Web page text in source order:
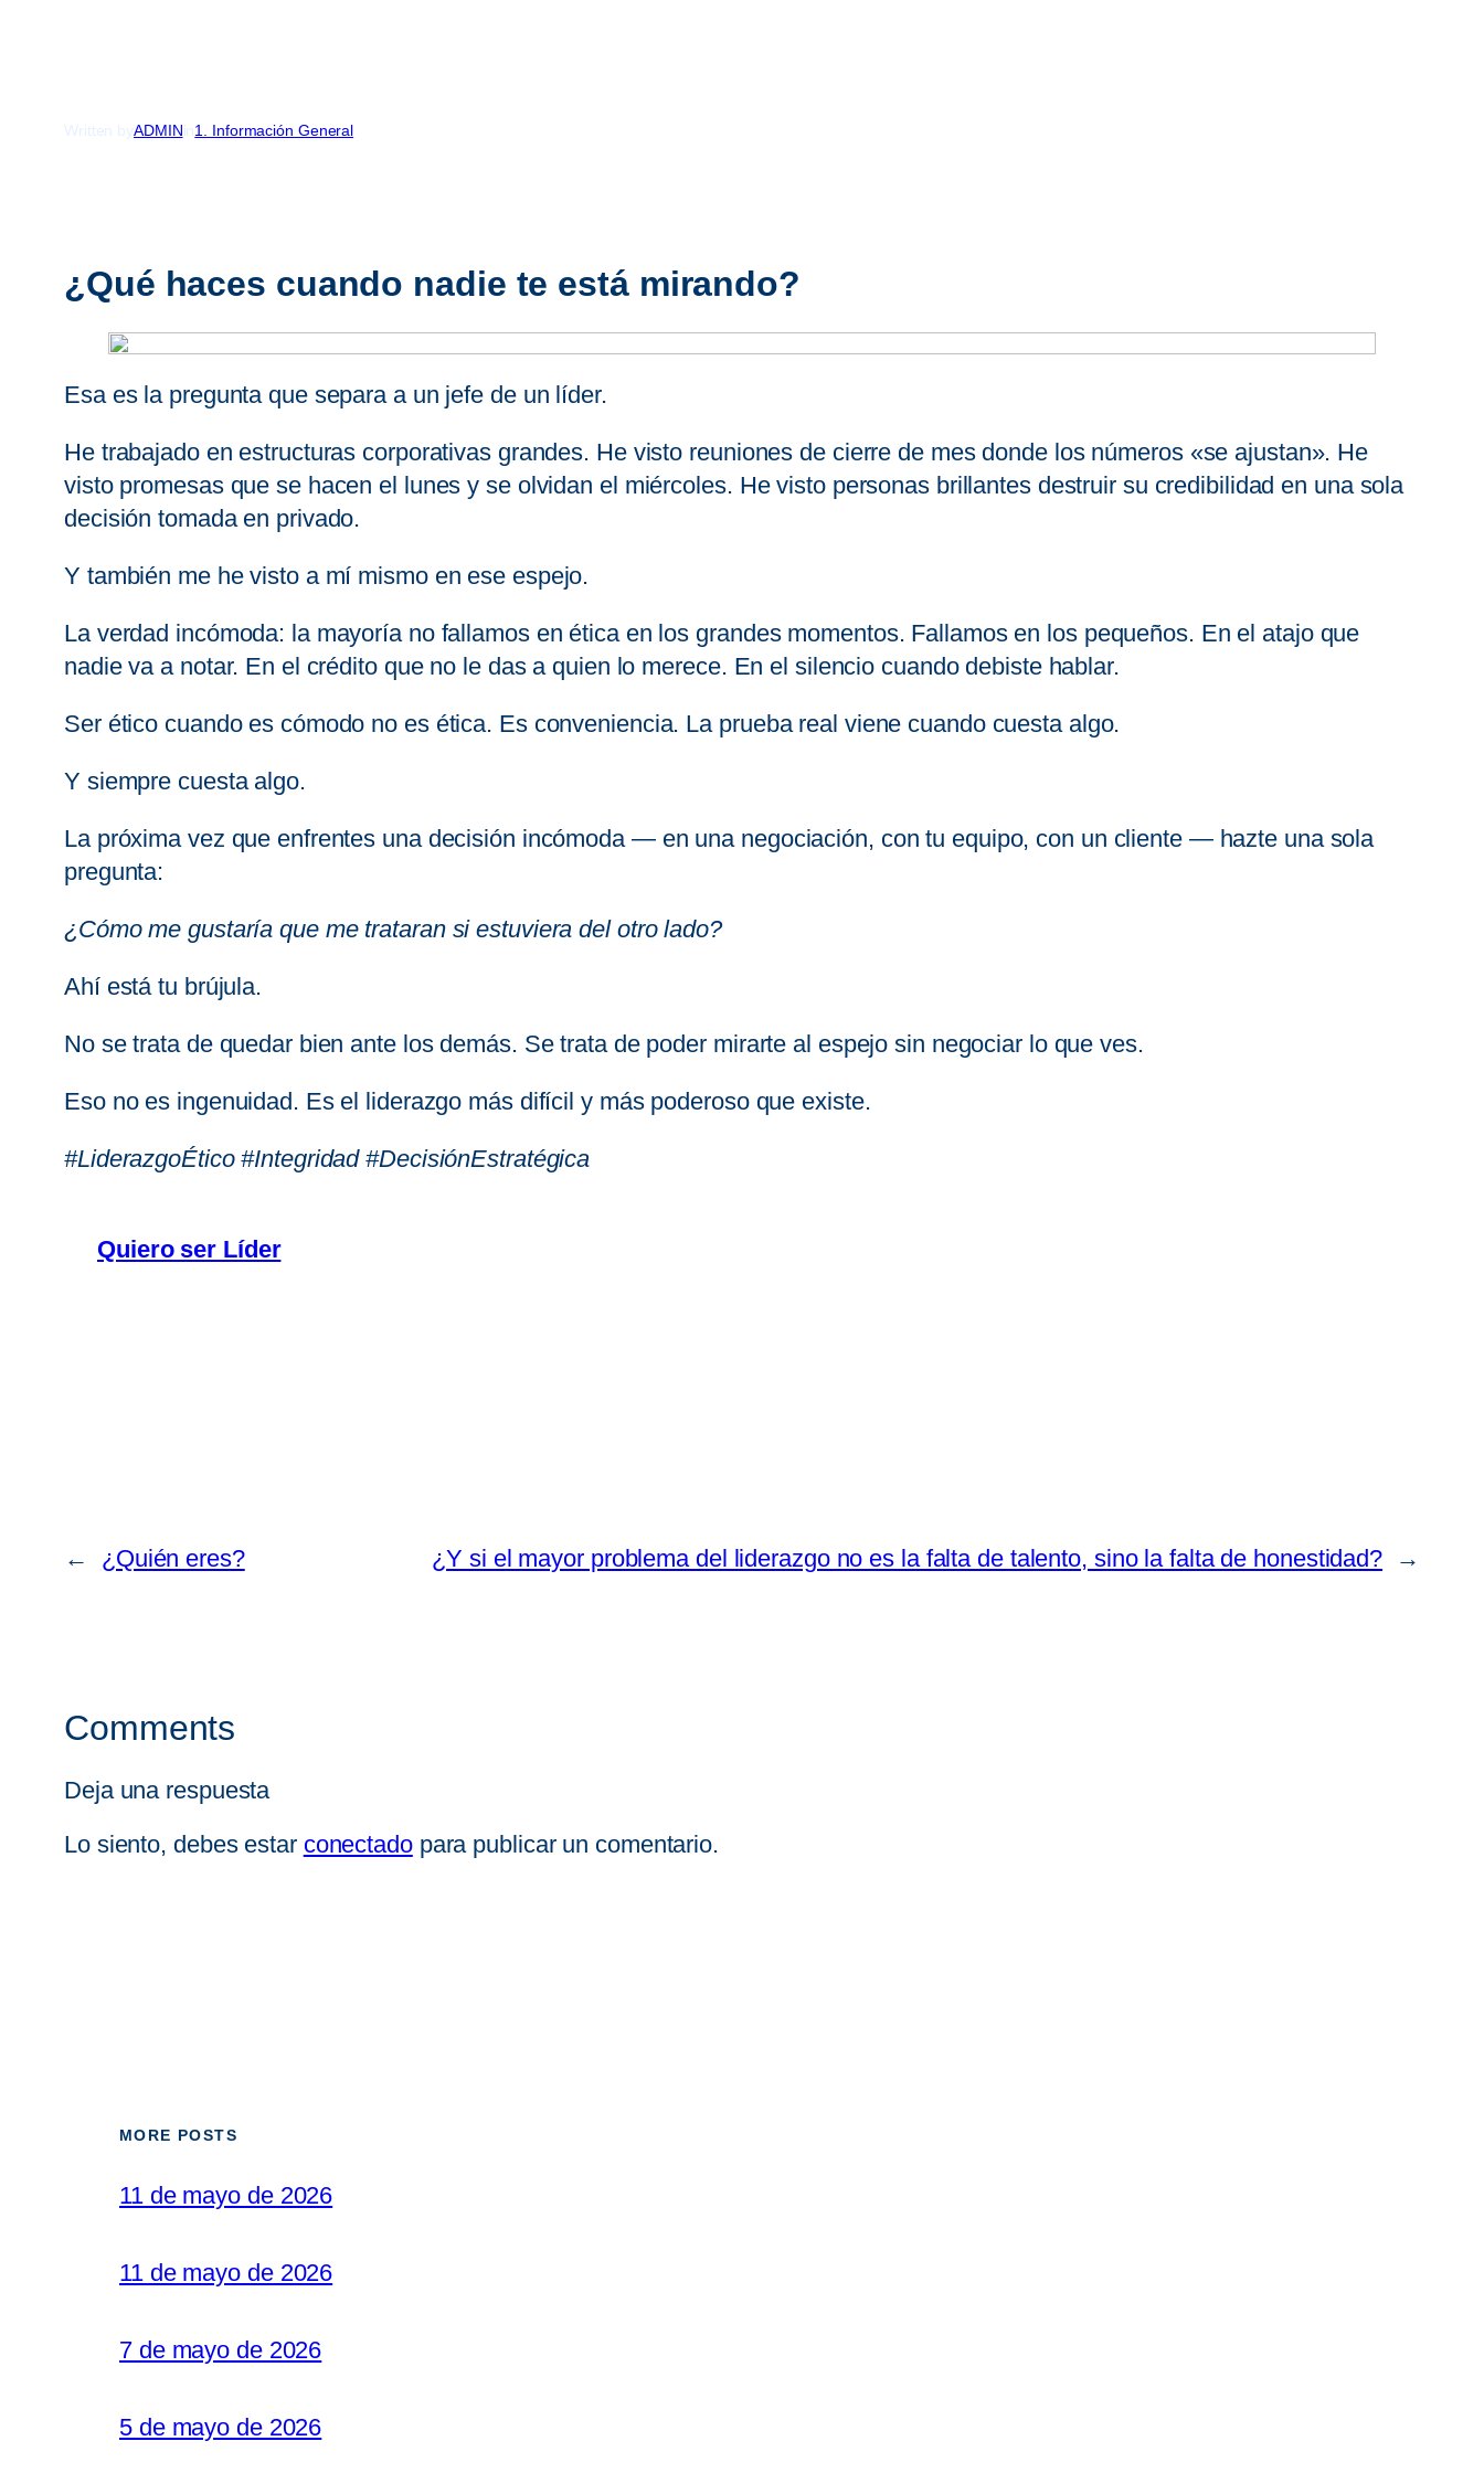
Written byADMINin 1. Información General
¿Qué haces cuando nadie te está mirando?
Esa es la pregunta que separa a un jefe de un líder.
He trabajado en estructuras corporativas grandes. He visto reuniones de cierre de mes donde los números «se ajustan». He
visto promesas que se hacen el lunes y se olvidan el miércoles. He visto personas brillantes destruir su credibilidad en una sola
decisión tomada en privado.
Y también me he visto a mí mismo en ese espejo.
La verdad incómoda: la mayoría no fallamos en ética en los grandes momentos. Fallamos en los pequeños. En el atajo que
nadie va a notar. En el crédito que no le das a quien lo merece. En el silencio cuando debiste hablar.
Ser ético cuando es cómodo no es ética. Es conveniencia. La prueba real viene cuando cuesta algo.
Y siempre cuesta algo.
La próxima vez que enfrentes una decisión incómoda — en una negociación, con tu equipo, con un cliente — hazte una sola
pregunta:
¿Cómo me gustaría que me trataran si estuviera del otro lado?
Ahí está tu brújula.
No se trata de quedar bien ante los demás. Se trata de poder mirarte al espejo sin negociar lo que ves.
Eso no es ingenuidad. Es el liderazgo más difícil y más poderoso que existe.
#LiderazgoÉtico #Integridad #DecisiónEstratégica
Quiero ser Líder
← ¿Quién eres? ¿Y si el mayor problema del liderazgo no es la falta de talento, sino la falta de honestidad? →
Comments
Deja una respuesta
Lo siento, debes estar conectadopara publicar un comentario.
MORE POSTS
11 de mayo de 2026
11 de mayo de 2026
7 de mayo de 2026
5 de mayo de 2026